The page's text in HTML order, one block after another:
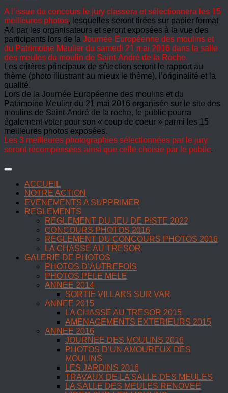
A l’issue du concours le jury classera et sélectionnera les 15
meilleures photos, lesquelles seront tirées sur papier format
A4 par les organisateurs et seront exposées à la vue des
participants lors de la Journée Européenne des moulins et
du Patrimoine Meulier du samedi 21 mai 2016 dans la salle
des meules du moulin de Saint-André de la Roche.
Les critères principaux de sélection seront le rapport au
thème (photo illustrant au mieux le thème), l’originalité et la
qualité.
Lors de la Journée Européenne des moulins et du
Patrimoine Meulier du 21 mai 2016 organisée sur le site des
moulins de Saint-André de la roche, le public pourra
également voter pour son « coup de coeur » parmi les 15
meilleures photos exposées.
Les 3 meilleures photographies sélectionnées par le jury
seront récompensées ainsi que celle choisie par le public.
ACCUEIL
NOTRE ACTION
EVENEMENTS A SUPPRIMER
REGLEMENTS
REGLEMENT DU JEU DE PISTE 2022
CONCOURS PHOTOS 2016
REGLEMENT DU CONCOURS PHOTOS 2016
LA CHASSE AU TRESOR
GALERIE DE PHOTOS
PHOTOS D’AUTREFOIS
PHOTOS PELE MELE
ANNEE 2014
SORTIE VILLARS SUR VAR
ANNEE 2015
LA CHASSE AU TRESOR 2015
AMENAGEMENTS EXTERIEURS 2015
ANNEE 2016
JOURNEE DES MOULINS 2016
PHOTOS D’UN AMOUREUX DES
MOULINS
LES JARDINS 2016
TRAVAUX DE LA SALLE DES MEULES
LA SALLE DES MEULES RENOVEE